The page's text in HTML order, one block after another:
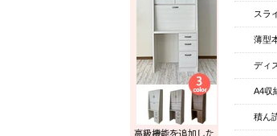
スラ
薄型
ディ
A4収
積ん